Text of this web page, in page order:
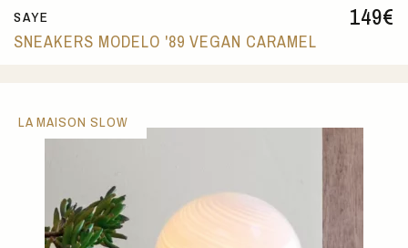
149€
SAYE
SNEAKERS MODELO '89 VEGAN CARAMEL
LA MAISON SLOW